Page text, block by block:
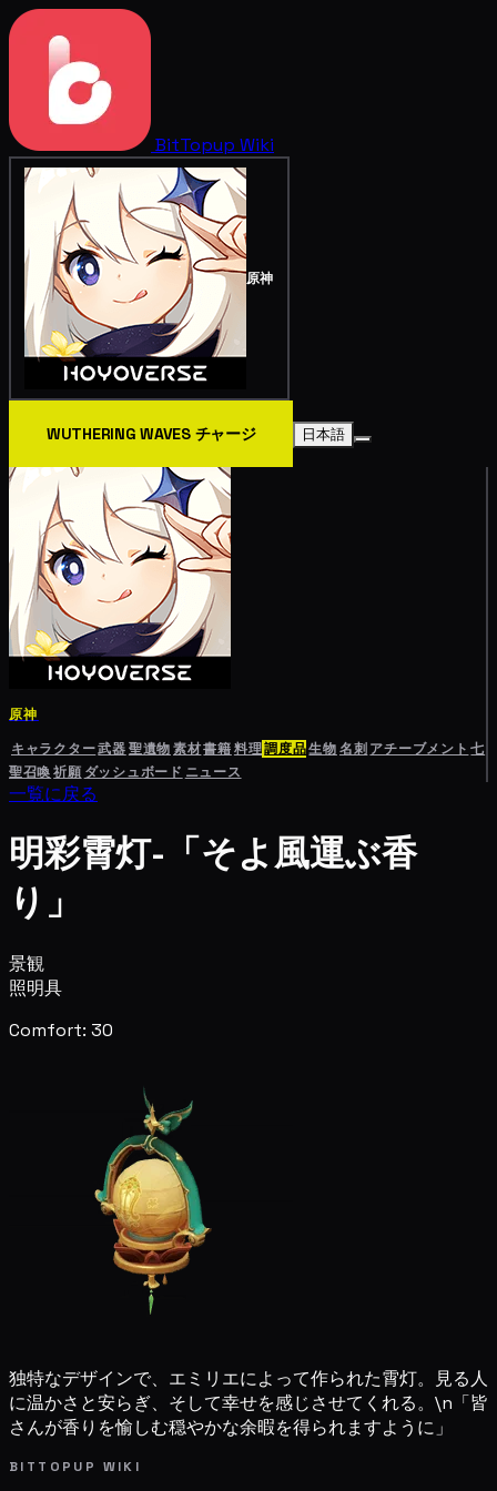
BitTopup Wiki
原神
WUTHERING WAVES チャージ 日本語
原神
キャラクター武器聖遺物素材書籍料理調度品生物名刺 アチーブメント 七
聖召喚祈願 ダッシュボード ニュース
一覧に戻る
明彩霄灯-「そよ風運ぶ香
り」
景観
照明具
Comfort: 30
独特なデザインで、エミリエによって作られた霄灯。見る人
に温かさと安らぎ、そして幸せを感じさせてくれる。\n「皆
さんが香りを愉しむ穏やかな余暇を得られますように」
BITTOPUP WIKI